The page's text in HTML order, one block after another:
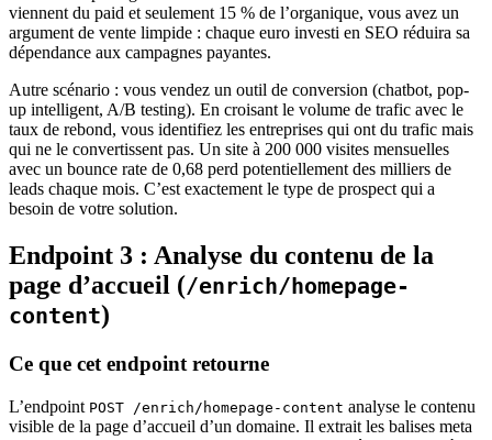
viennent du paid et seulement 15 % de l’organique, vous avez un
argument de vente limpide : chaque euro investi en SEO réduira sa
dépendance aux campagnes payantes.
Autre scénario : vous vendez un outil de conversion (chatbot, pop-
up intelligent, A/B testing). En croisant le volume de trafic avec le
taux de rebond, vous identifiez les entreprises qui ont du trafic mais
qui ne le convertissent pas. Un site à 200 000 visites mensuelles
avec un bounce rate de 0,68 perd potentiellement des milliers de
leads chaque mois. C’est exactement le type de prospect qui a
besoin de votre solution.
Endpoint 3 : Analyse du contenu de la
page d’accueil (/enrich/homepage-
content)
Ce que cet endpoint retourne
L’endpoint POST /enrich/homepage-content analyse le contenu
visible de la page d’accueil d’un domaine. Il extrait les balises meta